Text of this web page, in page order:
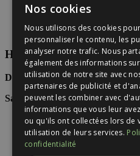
Horaires d’accueil du
Du Lundi au vendredi: 8h30-
Samedi:(Permanence)9h-12h
Accueil
Nos cookies
Nous utilisons des cookies pour
personnaliser le contenu, les
analyser notre trafic. Nous
également des informations
utilisation de notre site avec
partenaires de publicité et
peuvent les combiner avec
informations que vous leur
ou qu'ils ont collectées lors de
utilisation de leurs services.
confidentialité